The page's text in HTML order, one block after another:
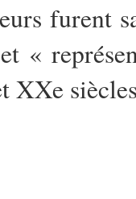
furent
«
XXe